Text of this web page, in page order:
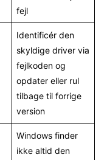
fejl
Identificér den
skyldige driver via
fejlkoden og
opdater eller rul
tilbage til forrige
version
Windows finder
ikke altid den